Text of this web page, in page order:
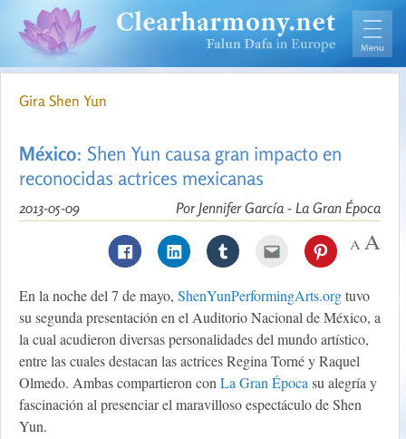
Gira Shen Yun
México: Shen Yun causa gran impacto en
reconocidas actrices mexicanas
Por Jennifer García - La Gran Época
2013-05-09
En la noche del 7 de mayo, ShenYunPerformingArts.orgtuvo
su segunda presentación en el Auditorio Nacional de México, a
la cual acudieron diversas personalidades del mundo artístico,
entre las cuales destacan las actrices Regina Torné y Raquel
Olmedo. Ambas compartieron conLa Gran Épocasu alegría y
fascinación al presenciar el maravilloso espectáculo de Shen
Yun.